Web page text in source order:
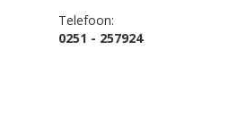
Telefoon:
0251 - 257924